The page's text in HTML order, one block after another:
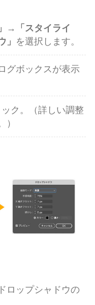
→「スタイライ
」 を選択します。
グボックスが表示
ク。（詳しい調整
）
ロップシャドウの